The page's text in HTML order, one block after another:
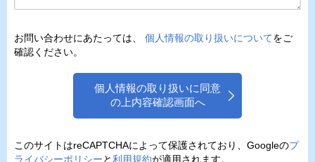
お問い合わせにあたっては、 個人情報の取り扱いについてをご
確認ください。
個人情報の取り扱いに同意
の上内容確認画面へ
このサイトはreCAPTCHAによって保護されており、Googleのプ
ライバシーポリシーと利用規約が適用されます。